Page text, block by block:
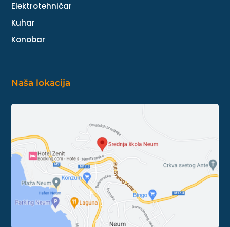
Elektrotehničar
Kuhar
Konobar
Naša lokacija